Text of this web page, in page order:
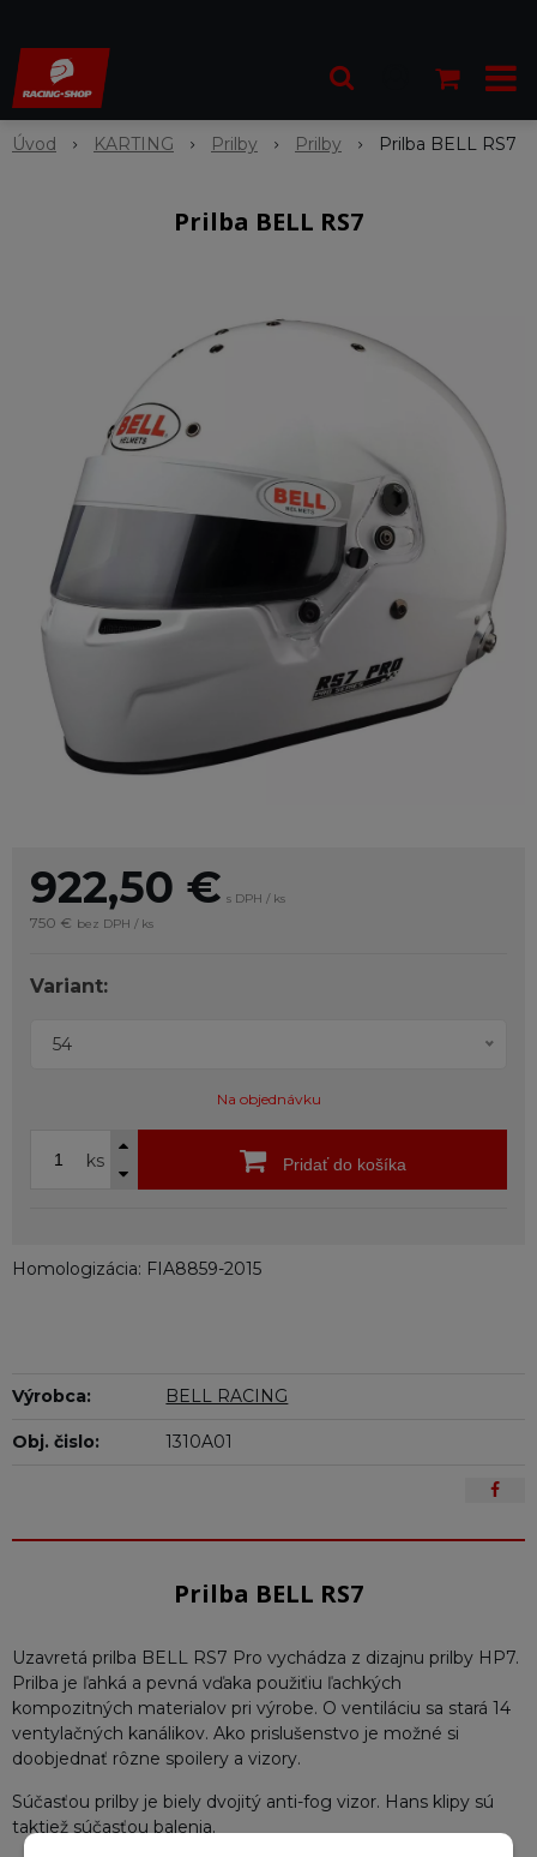
Úvod KARTING Prilby Prilby Prilba BELL RS7
Prilba BELL RS7
922,50 € s DPH / ks
750 € bez DPH / ks
Variant:
54
Na objednávku
ks Pridať do košíka
Homologizácia: FIA8859-2015
Výrobca: BELL RACING
Obj. čislo: 1310A01
Prilba BELL RS7
Uzavretá prilba BELL RS7 Pro vychádza z dizajnu prilby HP7.
Prilba je ľahká a pevná vďaka použiťiu ľachkých
kompozitných materialov pri výrobe. O ventiláciu sa stará 14
ventylačných kanálikov. Ako prislušenstvo je možné si
doobjednať rôzne spoilery a vizory.
Súčasťou prilby je biely dvojitý anti-fog vizor. Hans klipy sú
taktiež súčasťou balenia.